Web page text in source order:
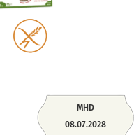
MHD
08.07.2028